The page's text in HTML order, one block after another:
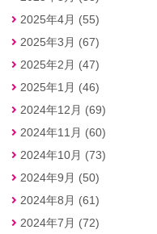
2025年4月 (55)
2025年3月 (67)
2025年2月 (47)
2025年1月 (46)
2024年12月 (69)
2024年11月 (60)
2024年10月 (73)
2024年9月 (50)
2024年8月 (61)
2024年7月 (72)